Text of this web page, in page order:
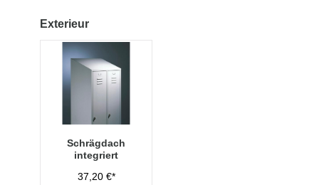
Exterieur
Schrägdach
integriert
37,20 €*